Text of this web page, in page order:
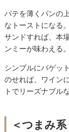
パテを薄くパンの
なトーストになる
サンドすれば、本
ンミーが味わえる。
シンプルにバゲッ
のせれば、ワイン
トでリーズナブル
＜つまみ